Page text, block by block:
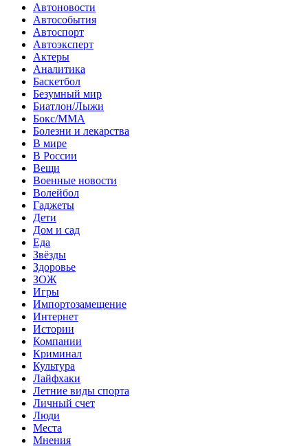
Автоновости
Автособытия
Автоспорт
Автоэксперт
Актеры
Аналитика
Баскетбол
Безумный мир
Биатлон/Лыжи
Бокс/MMA
Болезни и лекарства
В мире
В России
Вещи
Военные новости
Волейбол
Гаджеты
Дети
Дом и сад
Еда
Звёзды
Здоровье
ЗОЖ
Игры
Импортозамещение
Интернет
Истории
Компании
Криминал
Культура
Лайфхаки
Летние виды спорта
Личный счет
Люди
Места
Мнения